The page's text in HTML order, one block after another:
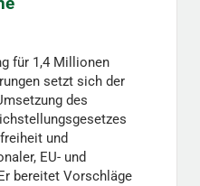
für 1,4 Millionen
setzt sich der
des
und
EU- und
bereitet Vorschläge